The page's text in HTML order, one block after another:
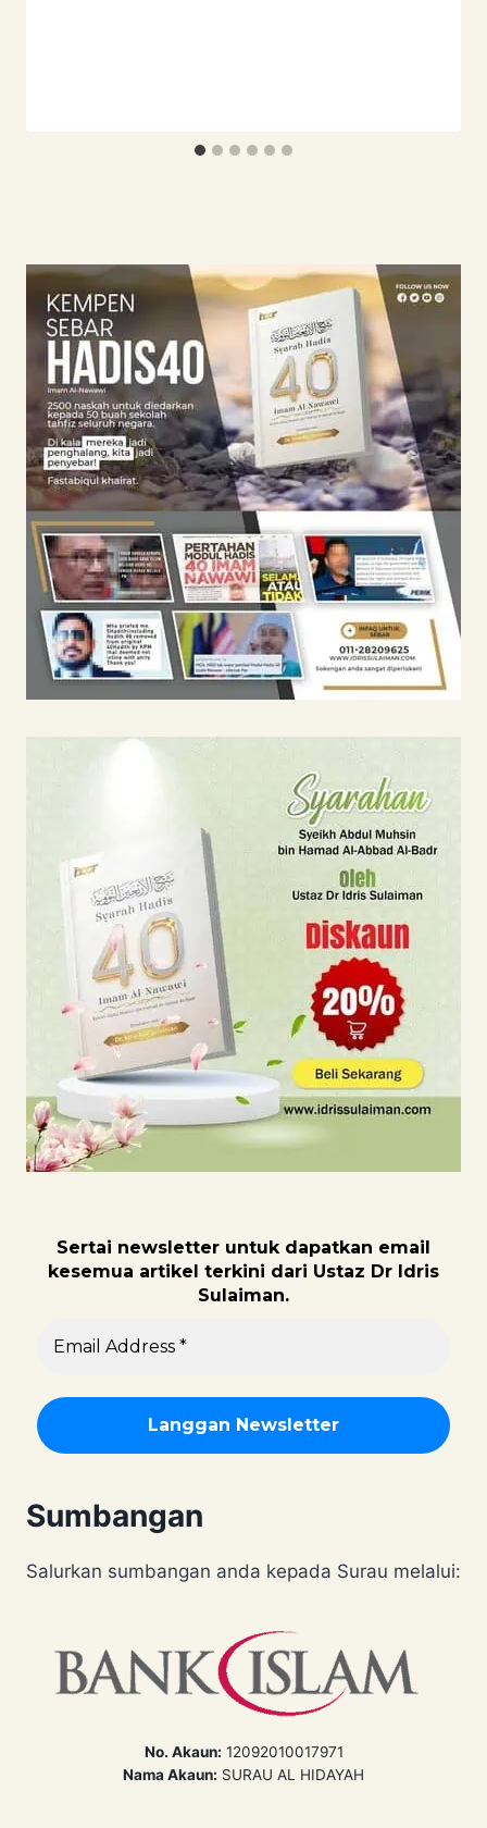
Sertai newsletter untuk dapatkan email
kesemua artikel terkini dari Ustaz Dr Idris
Sulaiman.
Sumbangan
Salurkan sumbangan anda kepada Surau melalui:
No. Akaun: 12092010017971
Nama Akaun: SURAU AL HIDAYAH